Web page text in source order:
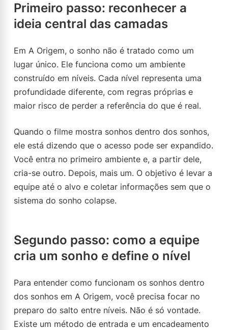
Primeiro passo: reconhecer a
ideia central das camadas
Em A Origem, o sonho não é tratado como um
lugar único. Ele funciona como um ambiente
construído em níveis. Cada nível representa uma
profundidade diferente, com regras próprias e
maior risco de perder a referência do que é real.
Quando o filme mostra sonhos dentro dos sonhos,
ele está dizendo que o acesso pode ser expandido.
Você entra no primeiro ambiente e, a partir dele,
cria-se outro. Depois, mais um. O objetivo é levar a
equipe até o alvo e coletar informações sem que o
sistema do sonho colapse.
Segundo passo: como a equipe
cria um sonho e define o nível
Para entender como funcionam os sonhos dentro
dos sonhos em A Origem, você precisa focar no
preparo do salto entre níveis. Não é só vontade.
Existe um método de entrada e um encadeamento